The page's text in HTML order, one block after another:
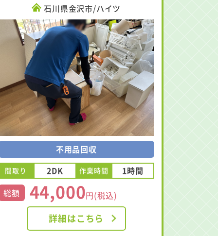
石川県金沢市/ハイツ
不用品回収
間取り 2DK 作業時間
1時間
総額
44,000円(税込)
詳細はこちら